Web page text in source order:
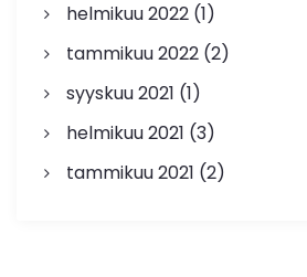
helmikuu 2022(1)
tammikuu 2022(2)
syyskuu 2021 (1)
helmikuu 2021 (3)
tammikuu 2021 (2)